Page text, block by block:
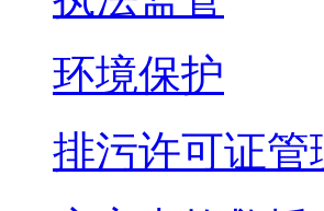
环境保护
排污许可证管